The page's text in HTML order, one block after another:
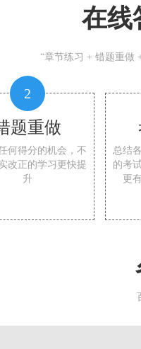
在线
“章节练习 + 错题重做
2
题重做
何得分的机会，不
改正的学习更快提
升
总结
的考
更